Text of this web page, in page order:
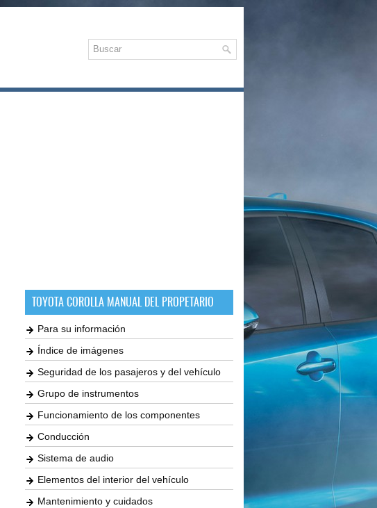
TOYOTA COROLLA MANUAL DEL PROPETARIO
Para su información
Índice de imágenes
Seguridad de los pasajeros y del vehículo
Grupo de instrumentos
Funcionamiento de los componentes
Conducción
Sistema de audio
Elementos del interior del vehículo
Mantenimiento y cuidados